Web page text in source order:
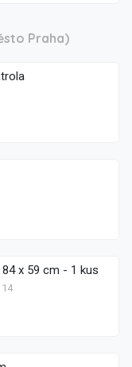
Praha)
x 59 cm - 1 kus